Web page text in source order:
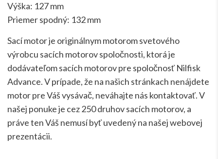
Výška: 127 mm
Priemer spodný: 132 mm
Sací motor je originálnym motorom svetového
výrobcu sacích motorov spoločnosti, ktorá je
dodávateľom sacích motorov pre spoločnosť Nilfisk
Advance. V prípade, že na našich stránkach nenájdete
motor pre Váš vysávač, neváhajte nás kontaktovať. V
našej ponuke je cez 250 druhov sacích motorov, a
práve ten Váš nemusí byť uvedený na našej webovej
prezentácii.